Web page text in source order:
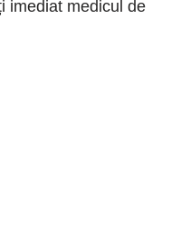
imediat medicul de